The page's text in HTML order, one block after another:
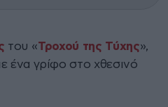
του «Τροχού της Τύχης»,
ένα γρίφο στο χθεσινό